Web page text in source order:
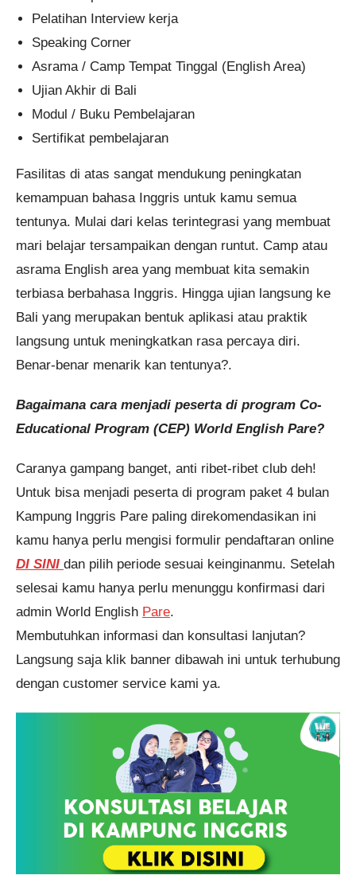
Pelatihan Interview kerja
Speaking Corner
Asrama / Camp Tempat Tinggal (English Area)
Ujian Akhir di Bali
Modul / Buku Pembelajaran
Sertifikat pembelajaran
Fasilitas di atas sangat mendukung peningkatan
kemampuan bahasa Inggris untuk kamu semua
tentunya. Mulai dari kelas terintegrasi yang membuat
mari belajar tersampaikan dengan runtut. Camp atau
asrama English area yang membuat kita semakin
terbiasa berbahasa Inggris. Hingga ujian langsung ke
Bali yang merupakan bentuk aplikasi atau praktik
langsung untuk meningkatkan rasa percaya diri.
Benar-benar menarik kan tentunya?.
Bagaimana cara menjadi peserta di program Co-
Educational Program (CEP) World English Pare?
Caranya gampang banget, anti ribet-ribet club deh!
Untuk bisa menjadi peserta di program paket 4 bulan
Kampung Inggris Pare paling direkomendasikan ini
kamu hanya perlu mengisi formulir pendaftaran online
DI SINI dan pilih periode sesuai keinginanmu. Setelah
selesai kamu hanya perlu menunggu konfirmasi dari
admin World English Pare.
Membutuhkan informasi dan konsultasi lanjutan?
Langsung saja klik banner dibawah ini untuk terhubung
dengan customer service kami ya.